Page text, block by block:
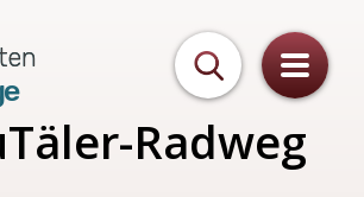
Radweg